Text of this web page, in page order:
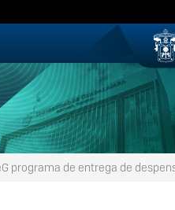
programa de entrega de